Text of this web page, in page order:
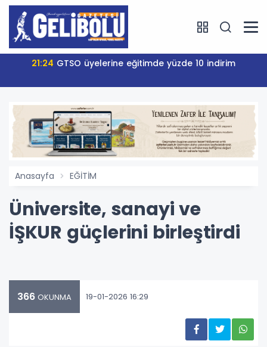
21:24 GTSO üyelerine eğitimde yüzde 10 indirim
Anasayfa EĞİTİM
Üniversite, sanayi ve
İŞKUR güçlerini birleştirdi
366 OKUNMA 19-01-2026 16:29